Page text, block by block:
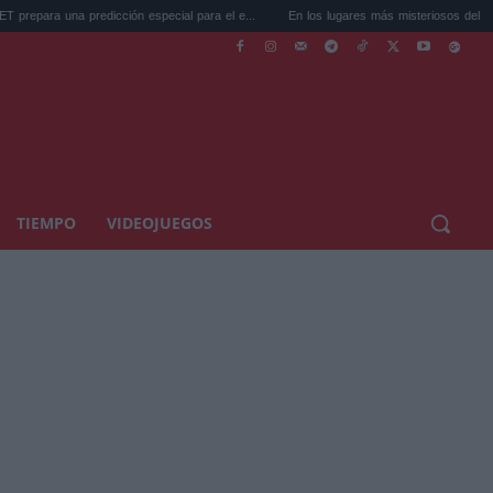
especial para el e... En los lugares más misteriosos del planeta: Stoneh...
TIEMPO VIDEOJUEGOS